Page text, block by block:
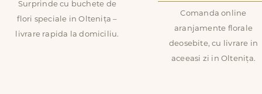
Surprinde cu buchete de
flori speciale in Oltenița –
livrare rapida la domiciliu.
Comanda online
aranjamente florale
deosebite, cu livrare in
aceeasi zi in Oltenița.